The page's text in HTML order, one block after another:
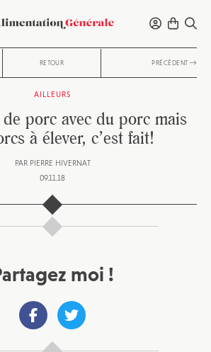
RETOUR PRÉCÉDENT
AILLEURS
porc avec du porc mais
à élever, c’est fait!
PAR PIERRE HIVERNAT
09.11.18
moi !